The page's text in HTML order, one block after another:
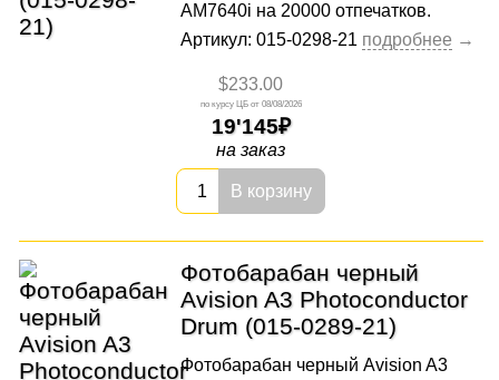
AM7640i на 20000 отпечатков.
Артикул: 015-0298-21
$233.00
08/08/2026
19'145
на заказ
В корзину
Фотобарабан черный
Avision A3 Photoconductor
Drum (015-0289-21)
Фотобарабан черный Avision A3